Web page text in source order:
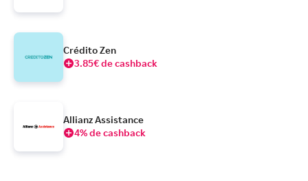
Crédito Zen
3.85€ de cashback
Allianz Assistance
4% de cashback